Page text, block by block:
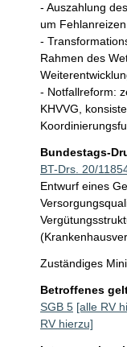
- Auszahlung
um
-
Rahmen des
- Notfallreform:
KHVVG,
Bundestags-
BT-Drs. 20/
Entwurf eines
Zuständiges
Betroffenes
SGB 5 [alle RV
RV hierzu]